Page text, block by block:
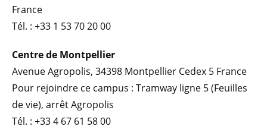
France
Tél. : +33 1 53 70 20 00
Centre de Montpellier
Avenue Agropolis, 34398 Montpellier Cedex 5 France
Pour rejoindre ce campus : Tramway ligne 5 (Feuilles
de vie), arrêt Agropolis
Tél. : +33 4 67 61 58 00